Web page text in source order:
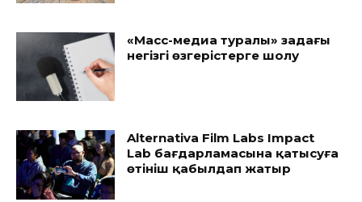
«Масс-медиа туралы» заңдағы
негізгі өзгерістерге шолу
Alternativa Film Labs Impact
Lab бағдарламасына қатысуға
өтініш қабылдап жатыр